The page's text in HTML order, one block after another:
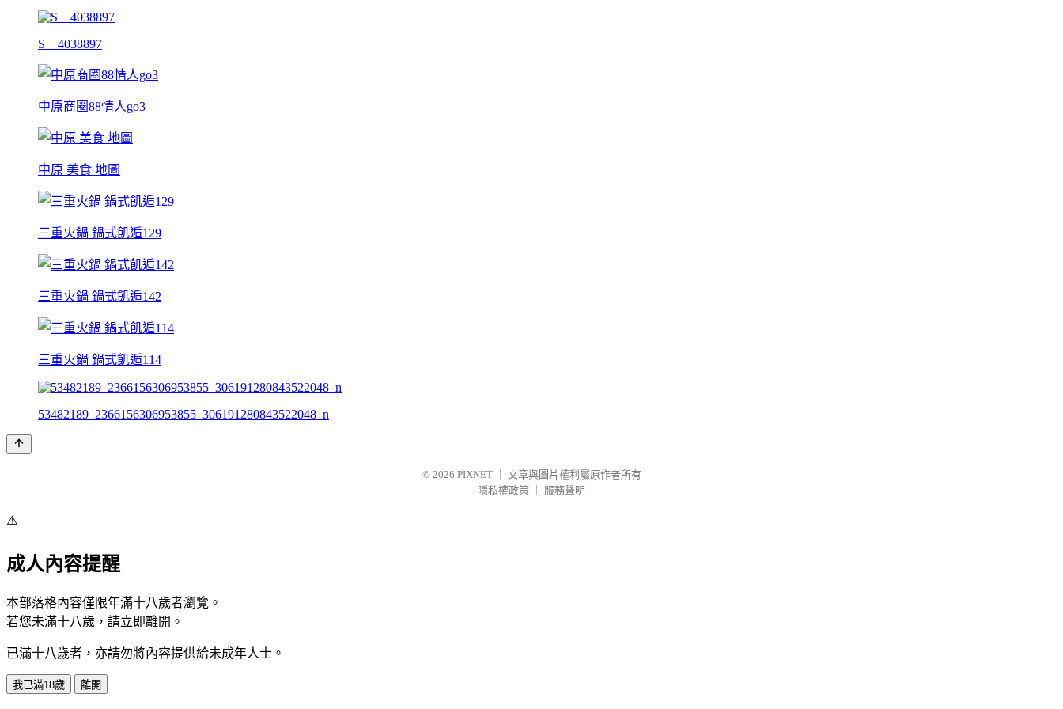
S__4038897
中原商圈88情人go3
中原 美食 地圖
三重火鍋 鍋式飢逅129
三重火鍋 鍋式飢逅142
三重火鍋 鍋式飢逅114
53482189_2366156306953855_306191280843522048_n
© 2026 PIXNET
文章與圖片權利屬原作者所有
隱私權政策
服務聲明
⚠️
成人內容提醒
本部落格內容僅限年滿十八歲者瀏覽。
若您未滿十八歲，請立即離開。
已滿十八歲者，亦請勿將內容提供給未成年人士。
我已滿18歲 離開